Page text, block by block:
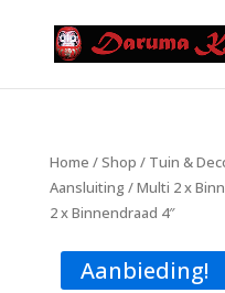
Home /Shop / Tuin &
Aansluiting /Multi 2 x
2 x Binnendraad 4″
Aanbieding!